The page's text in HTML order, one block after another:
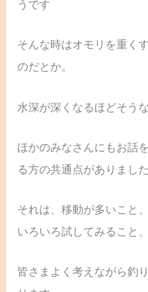
うです
そんな時はオモリを重く
のだとか。
水深が深くなるほどそう
ほかのみなさんにもお話
る方の共通点がありました
それは、移動が多いこと
いろいろ試してみること
皆さまよく考えながら釣